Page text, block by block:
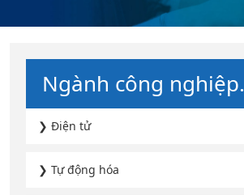
Ngành công nghiệp.
❯ Điện tử
❯ Tự động hóa